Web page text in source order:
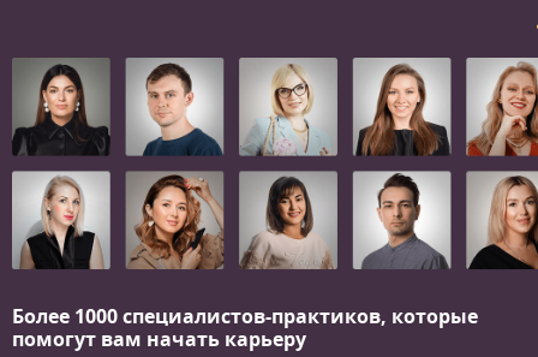
Более 1000 специалистов-практиков, которые
помогут вам начать карьеру